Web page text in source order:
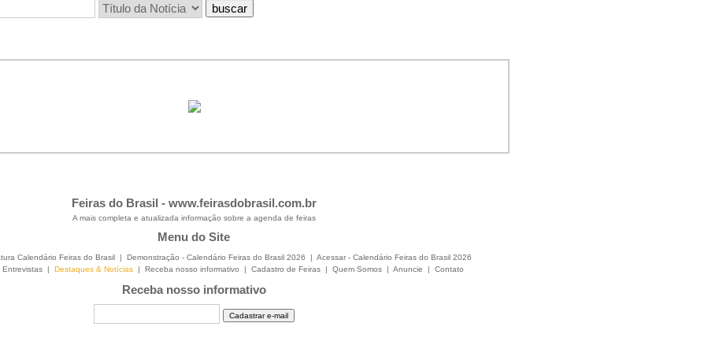
Feiras do Brasil - www.feirasdobrasil.com.br
A mais completa e atualizada informação sobre a agenda de feiras
Menu do Site
Calendário Feiras do Brasil | Demonstração - Calendário Feiras do Brasil 2026 | Acessar - Calendário Feiras do Brasil 2026
Entrevistas | Destaques & Notícias | Receba nosso informativo | Cadastro de Feiras | Quem Somos | Anuncie | Contato
Receba nosso informativo